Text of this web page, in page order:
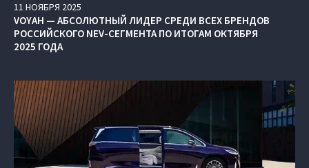
11 НОЯБРЯ 2025
VOYAH — АБСОЛЮТНЫЙ ЛИДЕР СРЕДИ ВСЕХ БРЕНДОВ
РОССИЙСКОГО NEV-СЕГМЕНТА ПО ИТОГАМ ОКТЯБРЯ
2025 ГОДА